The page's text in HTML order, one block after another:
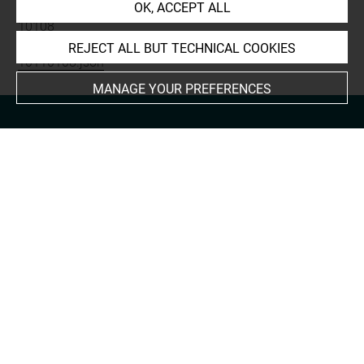
https://collections.louvre.fr/ark:/53355/cl0101
10108
JSON Record:https://collections.louvre.fr/ark:/53355/cl0
10110108.json
OK, ACCEPT ALL
REJECT ALL BUT TECHNICAL COOKIES
MANAGE YOUR PREFERENCES